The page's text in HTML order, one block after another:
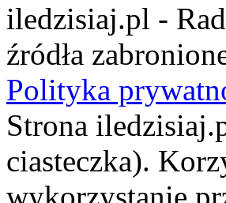
iledzisiaj.pl -
źródła
Polityka
Strona
ciasteczka).
wykorzystanie